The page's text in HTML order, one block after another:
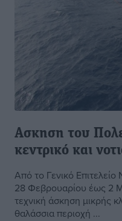
Ασκηση του
κεντρικό και
Από το Γενικό
28 Φεβρουαρίου έως 2
τεχνική άσκηση μικρής
θαλάσσια περιοχή ...